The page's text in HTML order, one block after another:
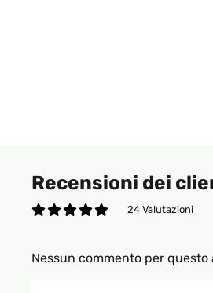
Recensioni dei
24 Valutazioni
Nessun commento per questo